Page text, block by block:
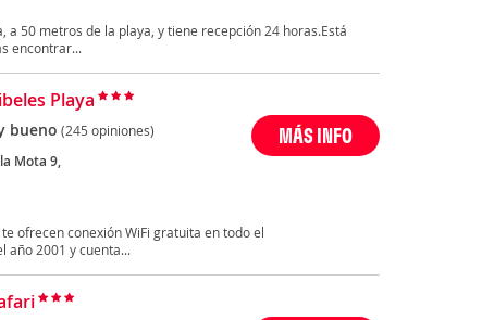
a 50 metros de la playa, y tiene recepción 24 horas.Está
encontrar...
Playa
bueno (245 opiniones)
Mota 9,
MÁS INFO
ofrecen conexión WiFi gratuita en todo el
año 2001 y cuenta...